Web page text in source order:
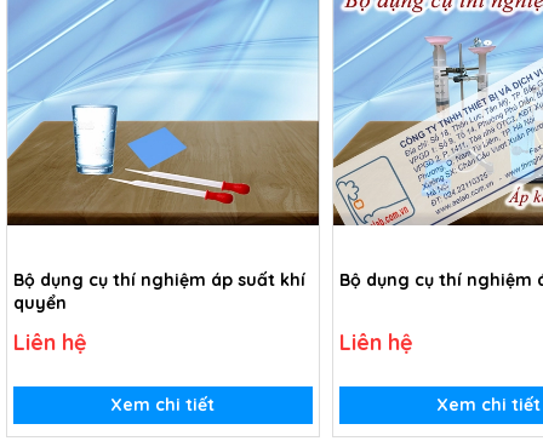
Bộ dụng cụ thí nghiệm áp suất khí
quyển
Liên hệ
Xem chi tiết
Bộ dụng cụ thí nghiệm
Liên hệ
Xem chi tiết